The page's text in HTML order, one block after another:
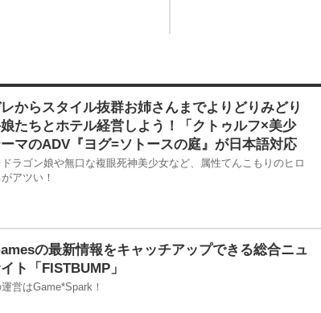
からスタイル抜群お姉さんまでよりどりみどり
たちとホテル経営しよう！「クトゥルフ×美少
マのADV『ヨグ=ソトースの庭』が日本語対応
ラゴン娘や無口な複眼死神美少女など、属性てんこもりのヒロ
アツい！
の最新情報をキャッチアップできる総合ニュ
ト「FISTBUMP」
営はGame*Spark！